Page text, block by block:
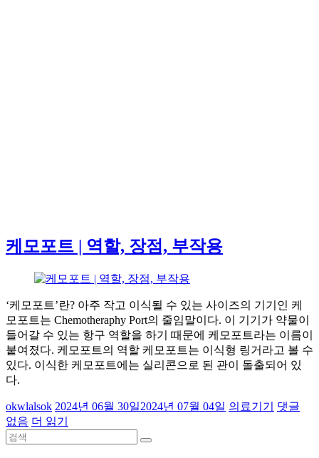
케모포트 | 역할, 장점, 부작용
‘케모포트’란? 아주 작고 이식될 수 있는 사이즈의 기기인 케
모포트는 Chemotheraphy Port의 줄임말이다. 이 기기가 약물이
들어갈 수 있는 항구 역할을 하기 때문에 케모포트라는 이름이
붙여졌다. 케모포트의 역할 케모포트는 이식형 링거라고 볼 수
있다. 이식한 케모포트에는 실리콘으로 된 관이 돌출되어 있
다.
okwlalsok 2024년 06월 30일2024년 07월 04일 의료기기
댓글
없음 더 읽기